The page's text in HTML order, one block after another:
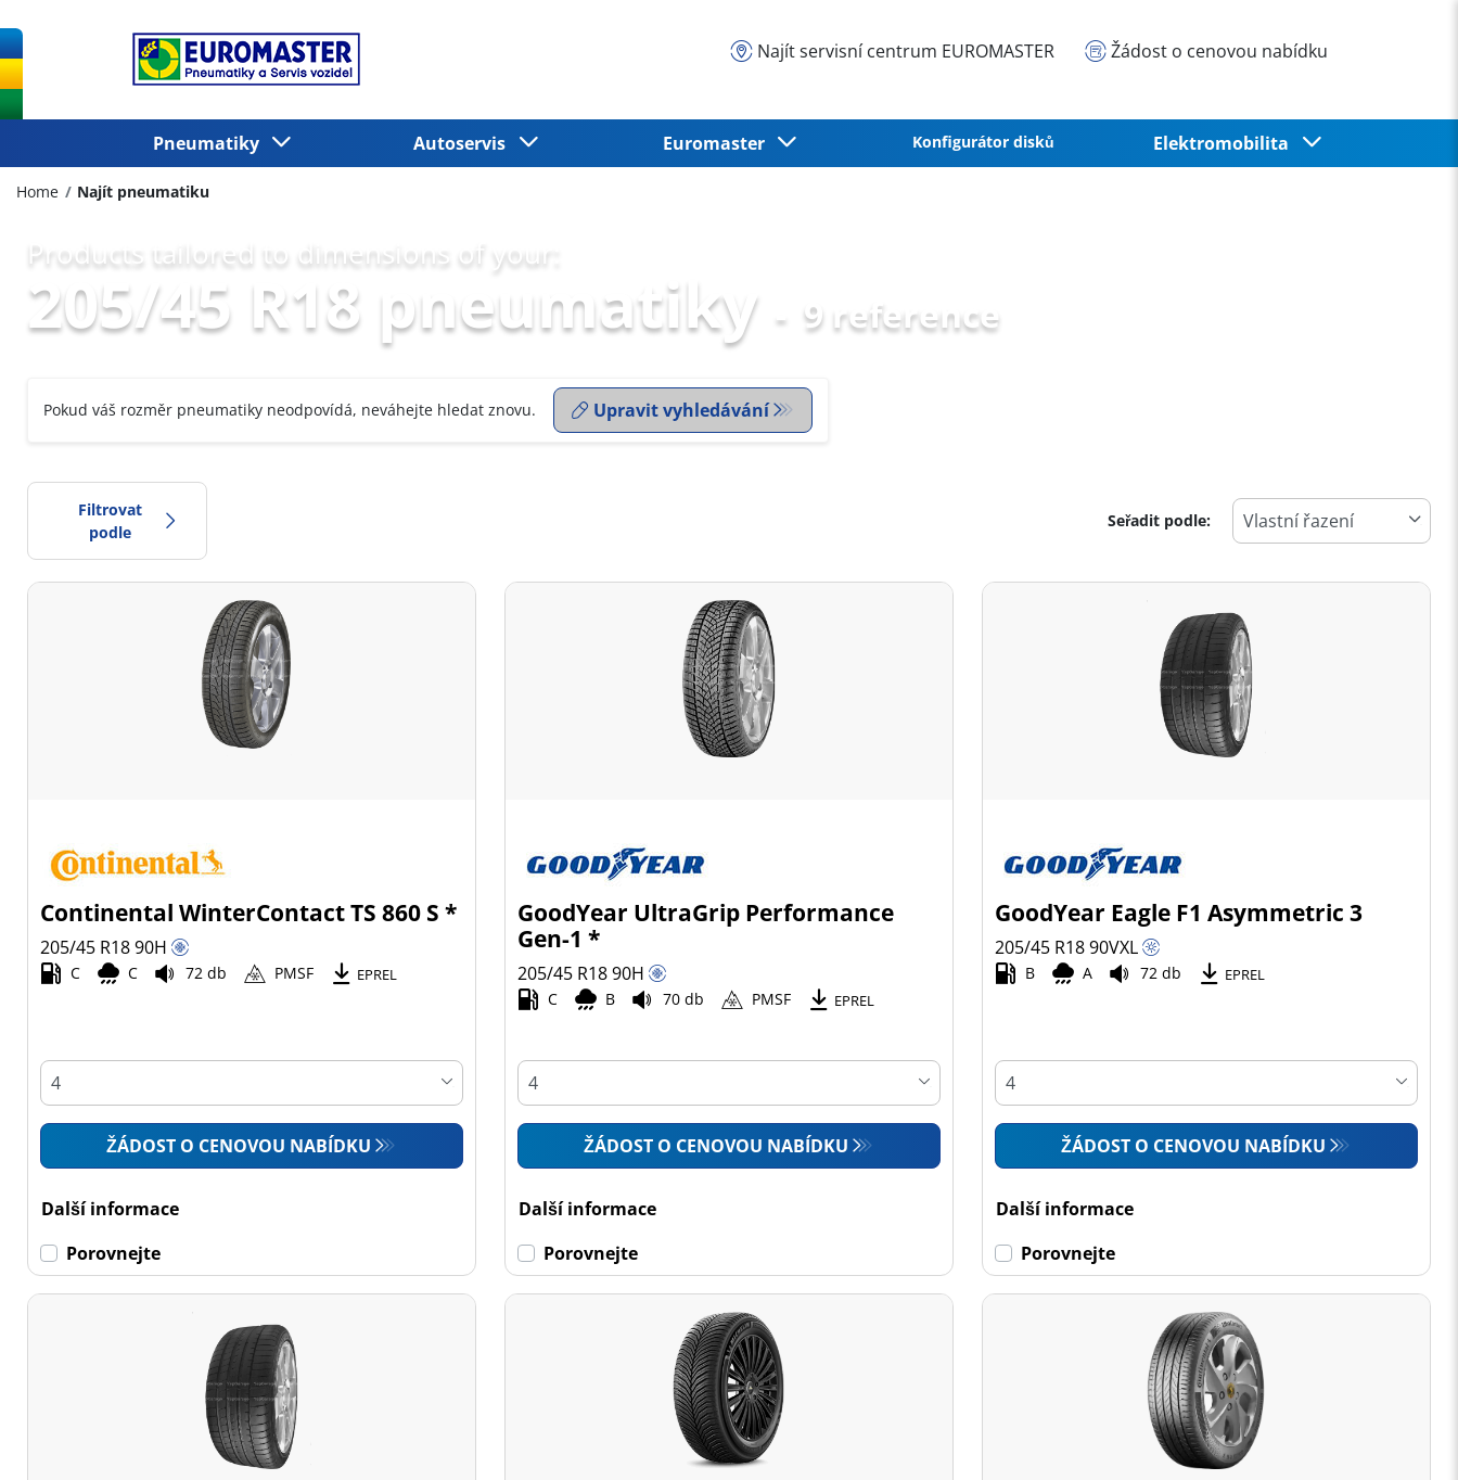
Najít servisní centrum EUROMASTER Žádost o cenovou nabídku
Pneumatiky Autoservis Euromaster Konfigurátor disků Elektromobilita
Home Najít pneumatiku
Products tailored to dimensions of your:
205/45 R18 pneumatiky - 9 reference
Pokud váš rozměr pneumatiky neodpovídá, neváhejte hledat znovu. Upravit vyhledávání
Filtrovat
podle
2
Všechny typy (9)
Celoroční (2)
Všechny typy (9)
Campingový vůz (0)
Dojezdové
Ne dojezdové (9)
Seřadit podle:
Continental WinterContact TS 860 S *
205/45 R1890H
C C 72 db PMSF EPREL
ŽÁDOST O CENOVOU NABÍDKU
Další informace
Porovnejte
GoodYear UltraGrip Performance
Gen-1 *
205/45 R1890H
C B 70 db PMSF EPREL
ŽÁDOST O CENOVOU NABÍDKU
Další informace
Porovnejte
GoodYear Eagle F1 Asymmetric 3
205/45 R1890VXL
B A 72 db EPREL
ŽÁDOST O CENOVOU NABÍDKU
Další informace
Porovnejte